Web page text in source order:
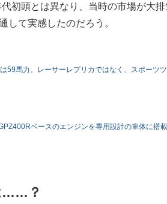
初頭とは異なり、当時の市場が大排
して実感したのだろう。
59馬力。レーサーレプリカではなく、スポーツ
ベースのエンジンを専用設計の車体に搭
……？